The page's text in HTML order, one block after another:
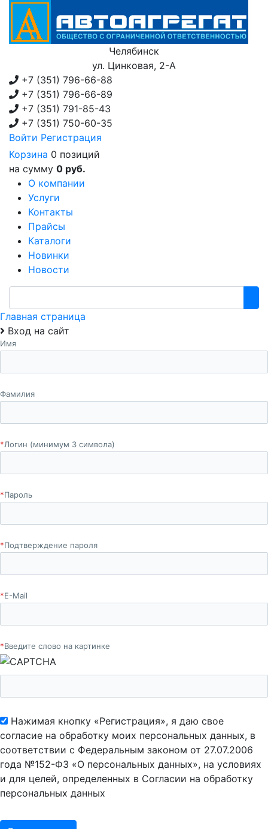
Челябинск
ул. Цинковая, 2-А
+7 (351) 796-66-88
+7 (351) 796-66-89
+7 (351) 791-85-43
+7 (351) 750-60-35
Войти Регистрация
Корзина 0 позиций
на сумму 0 руб.
О компании
Услуги
Контакты
Прайсы
Каталоги
Новинки
Новости
Главная страница
Вход на сайт
Имя
Фамилия
*Логин (минимум 3 символа)
*Пароль
*Подтверждение пароля
*E-Mail
*Введите слово на картинке
Нажимая кнопку «Регистрация», я даю свое
согласие на обработку моих персональных данных, в
соответствии с Федеральным законом от 27.07.2006
года №152-ФЗ «О персональных данных», на условиях
и для целей, определенных в Согласии на обработку
персональных данных